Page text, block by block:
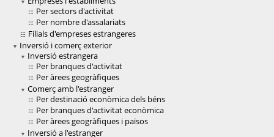
Per sectors d'activitat
Per nombre d'assalariats
Filials d'empreses estrangeres
Inversió i comerç exterior
Inversió estrangera
Per branques d'activitat
Per àrees geogràfiques
Comerç amb l'estranger
Per destinació econòmica dels béns
Per branques d'activitat econòmica
Per àrees geogràfiques i països
Inversió a l'estranger